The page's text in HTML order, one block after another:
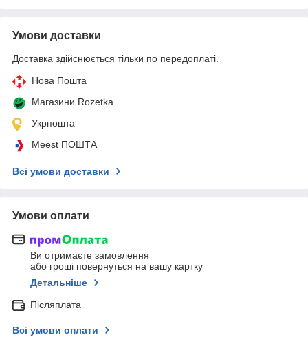
Умови доставки
Доставка здійснюється тільки по передоплаті.
Нова Пошта
Магазини Rozetka
Укрпошта
Meest ПОШТА
Всі умови доставки
Умови оплати
Ви отримаєте замовлення
або гроші повернуться на вашу картку
Детальніше
Післяплата
Всі умови оплати